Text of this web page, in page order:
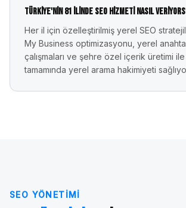
Türkiye'nin 81 ilinde SEO hizmeti nasıl
Her il için özelleştirilmiş yerel SEO
My Business optimizasyonu, yerel
çalışmaları ve şehre özel içerik üretimi ile
tamamında yerel arama hakimiyeti
SEO YÖNETIMI